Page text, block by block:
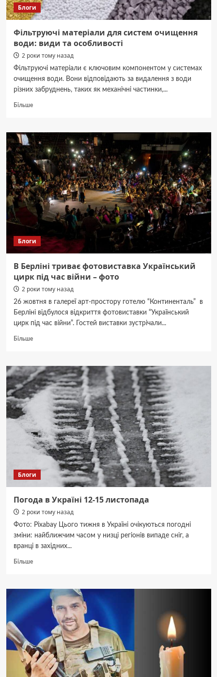
Блоги
Фільтруючі матеріали для систем очищення
води: види та особливості
2 роки тому назад
Фільтруючі матеріали є ключовим компонентом у системах
очищення води. Вони відповідають за видалення з води
різних забруднень, таких як механічні частинки,...
БільшеДокладніше
матеріали
для
систем
очищення
води:
види
та
особливості
Блоги
В Берліні триває фотовиставка Український
цирк під час війни – фото
2 роки тому назад
26 жовтня в галереї арт-простору готелю “Континенталь” в
Берліні відбулося відкриття фотовиставки “Український
цирк під час війни”. Гостей виставки зустрічали...
БільшеДокладніше
Берліні
триває
фотовиставка
Український
час
війни
–
фото
Блоги
Погода в Україні 12-15 листопада
2 роки тому назад
Фото: Pixabay Цього тижня в Україні очікуються погодні
зміни: найближчим часом у низці регіонів випаде сніг, а
вранці в західних...
БільшеДокладніше
в
Україні
12-
листопада